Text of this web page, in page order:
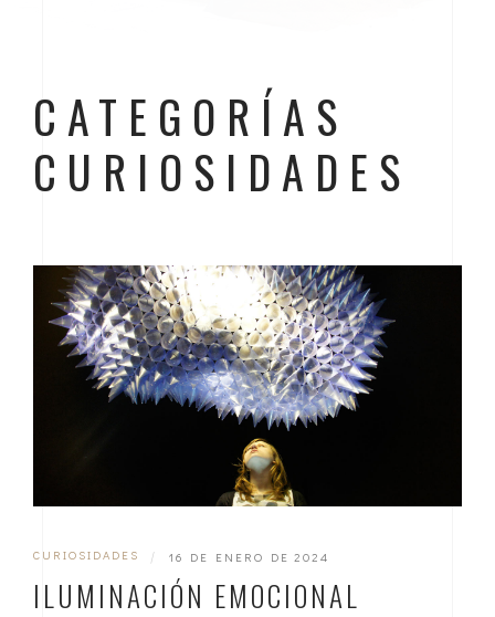
CATEGORÍAS
CURIOSIDADES
CURIOSIDADES | 16 DE ENERO DE 2024
ILUMINACIÓN EMOCIONAL